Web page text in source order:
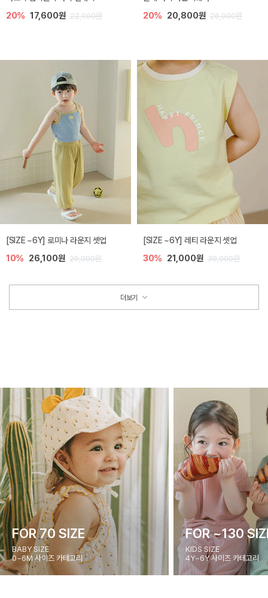
20% 17,600원 22,000원 20% 20,800원 26,000원
[SIZE ~6Y] 로미나 라운지 셋업
10% 26,100원 29,000원
[SIZE ~6Y] 레티 라운지 셋업
30% 21,000원 30,000원
더보기
FOR 70 SIZE
BABY SIZE
0~6M 사이즈 카테고리
FOR ~130
KIDS SIZE
4Y~6Y 사이즈 카테고리